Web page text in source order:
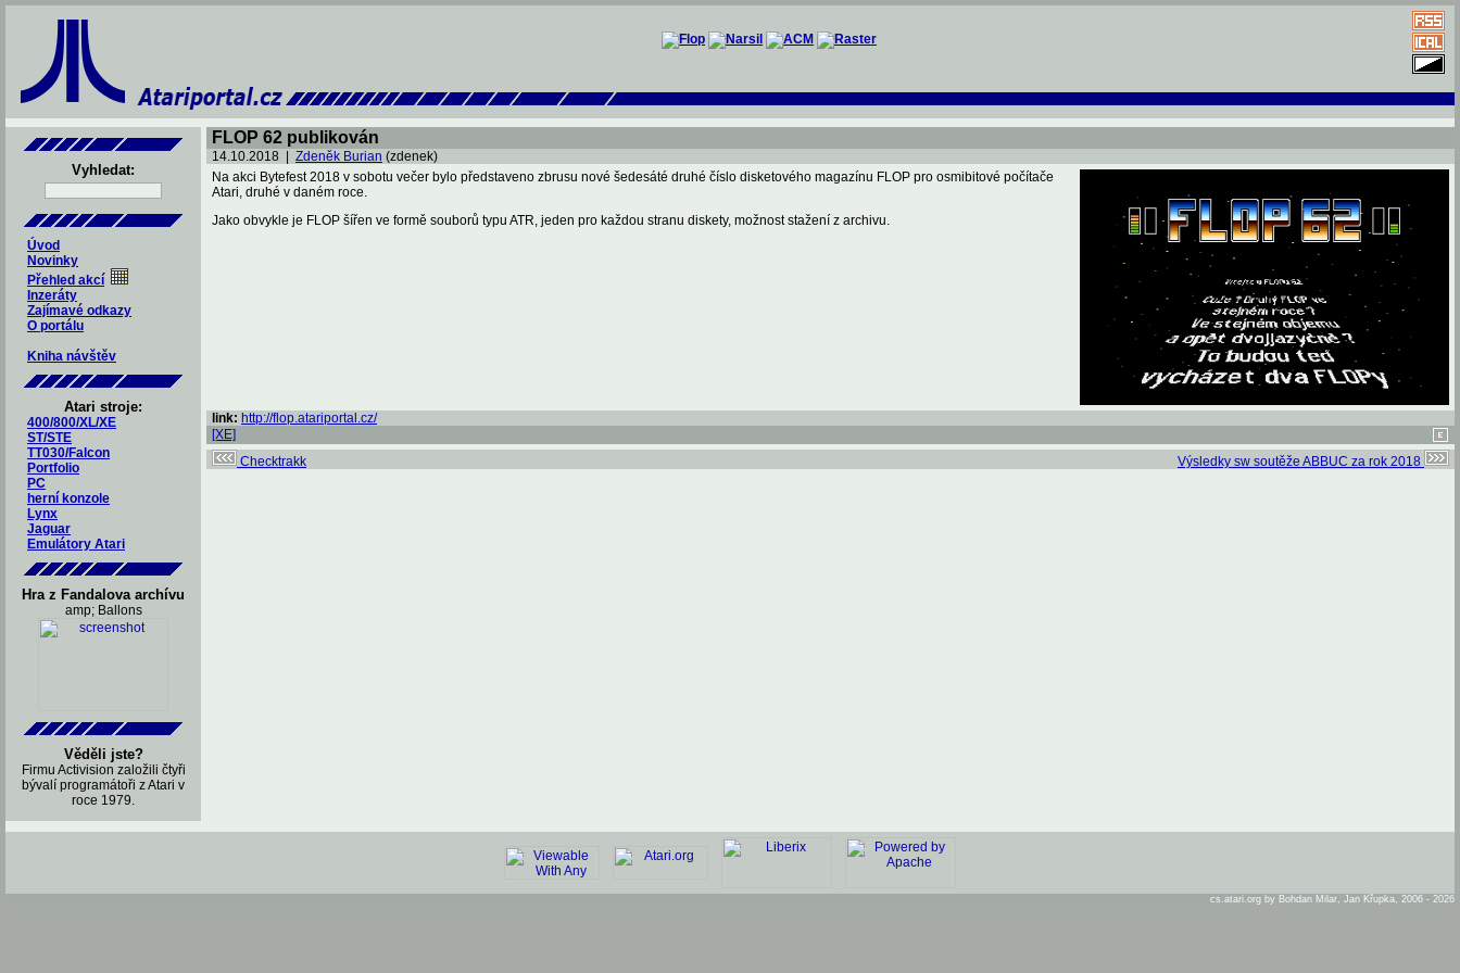
Vyhledat:
Úvod
Novinky
Přehled akcí
Inzeráty
Zajímavé odkazy
O portálu
Kniha návštěv
Atari stroje:
400/800/XL/XE
ST/STE
TT030/Falcon
Portfolio
PC
herní konzole
Lynx
Jaguar
Emulátory Atari
Hra z Fandalova archívu
amp; Ballons
Věděli jste?
Firmu Activision založili čtyři
bývalí programátoři z Atari v
roce 1979.
FLOP 62 publikován
14.10.2018 | Zdeněk Burian (zdenek)
Na akci Bytefest 2018 v sobotu večer bylo představeno zbrusu nové šedesáté druhé číslo disketového magazínu FLOP pro osmibitové počítače
Atari, druhé v daném roce.
Jako obvykle je FLOP šířen ve formě souborů typu ATR, jeden pro každou stranu diskety, možnost stažení z archivu.
link: http://flop.atariportal.cz/
[XE]
Checktrakk
Výsledky sw soutěže ABBUC za rok 2018
cs.atari.org by Bohdan Milar, Jan Křupka, 2006 - 2026